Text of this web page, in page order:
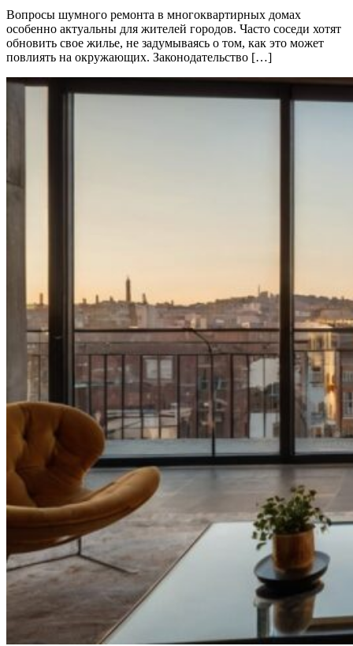
Вопросы шумного ремонта в многоквартирных домах
особенно актуальны для жителей городов. Часто соседи хотят
обновить свое жилье, не задумываясь о том, как это может
повлиять на окружающих. Законодательство […]